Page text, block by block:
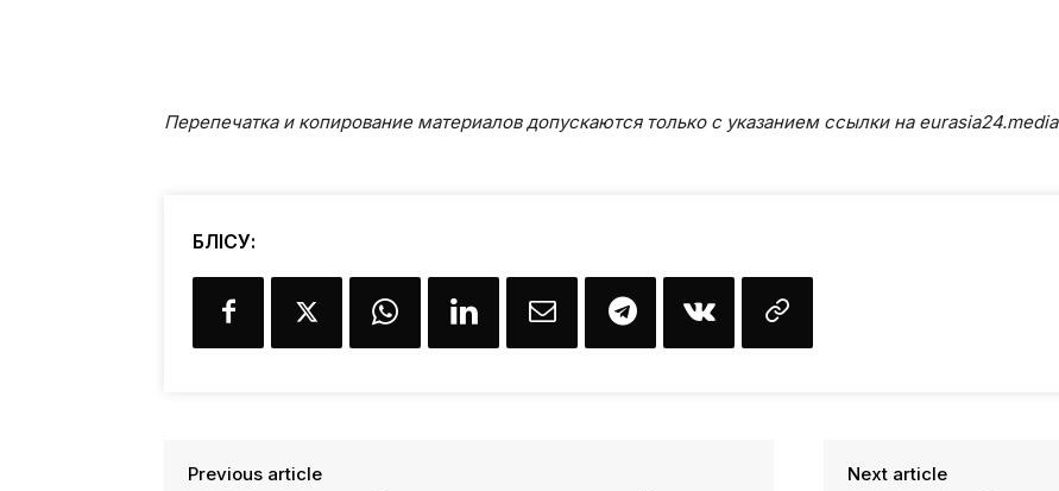
Перепечатка и копирование материалов допускаются только с указанием ссылки на eurasia24.media
БӨЛІСУ:
Previous article Next article